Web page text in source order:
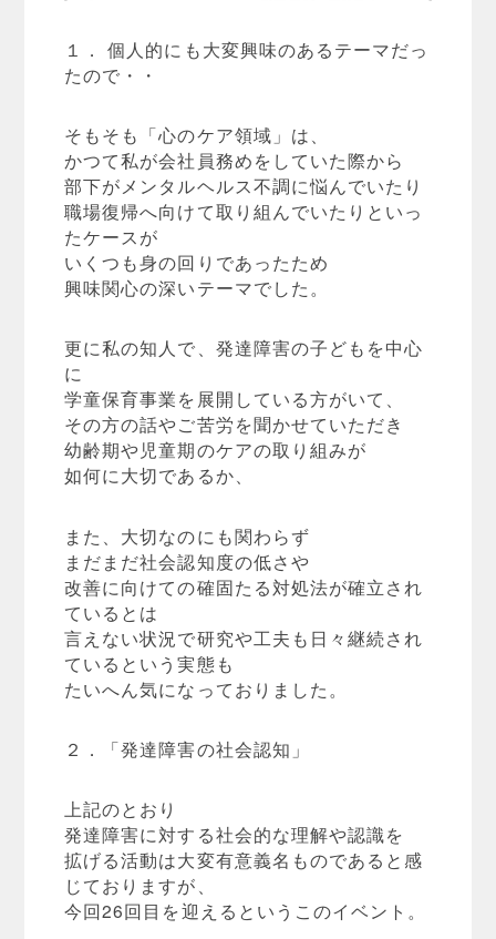
１． 個人的にも大変興味のあるテーマだっ
たので・・
そもそも「心のケア領域」は、
かつて私が会社員務めをしていた際から
部下がメンタルヘルス不調に悩んでいたり
職場復帰へ向けて取り組んでいたりといっ
たケースが
いくつも身の回りであったため
興味関心の深いテーマでした。
更に私の知人で、発達障害の子どもを中心
に
学童保育事業を展開している方がいて、
その方の話やご苦労を聞かせていただき
幼齢期や児童期のケアの取り組みが
如何に大切であるか、
また、大切なのにも関わらず
まだまだ社会認知度の低さや
改善に向けての確固たる対処法が確立され
ているとは
言えない状況で研究や工夫も日々継続され
ているという実態も
たいへん気になっておりました。
２．「発達障害の社会認知」
上記のとおり
発達障害に対する社会的な理解や認識を
拡げる活動は大変有意義名ものであると感
じておりますが、
今回26回目を迎えるというこのイベント。